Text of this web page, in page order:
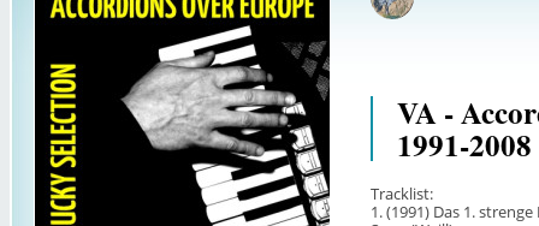
VA -
1991-
Tracklist:
1. (1991) Das 1.